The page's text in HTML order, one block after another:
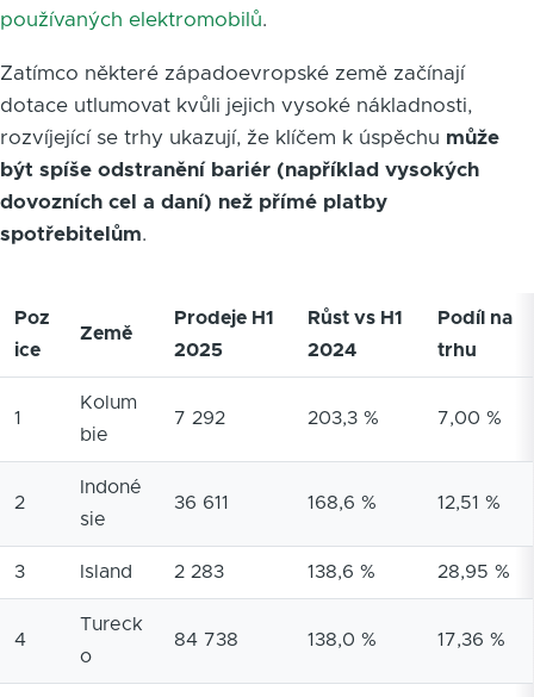
používaných elektromobilů.
Zatímco některé západoevropské země začínají
dotace utlumovat kvůli jejich vysoké nákladnosti,
rozvíjející se trhy ukazují, že klíčem k úspěchu může
být spíše odstranění bariér (například vysokých
dovozních cel a daní) než přímé platby
spotřebitelům.
Poz
ice
Země
Prodeje H1
2025
Růst vs H1
2024
Podíl na
trhu
1
Kolum
bie
7 292 203,3 % 7,00 %
2
Indoné
sie
36 611 168,6 % 12,51 %
3 Island 2 283 138,6 % 28,95 %
4
Tureck
o
84 738 138,0 % 17,36 %